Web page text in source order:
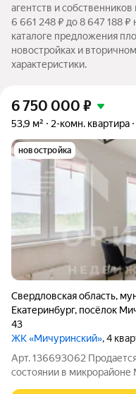
агентств и
6 661 248 ₽ до 8 647 188
каталоге предложения
новостройках и
характеристики.
6 750 000 ₽
53,9 м² 2-комн. квартира
новостройка
Свердловская область,
Екатеринбург, посёлок
43
ЖК «Мичуринский», 4
Арт. 136693062
состоянии в